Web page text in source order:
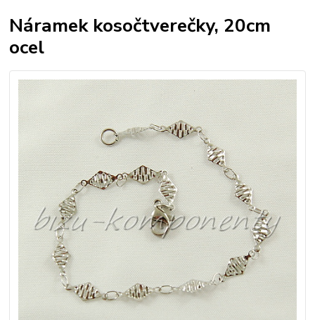
Náramek kosočtverečky, 20cm
ocel